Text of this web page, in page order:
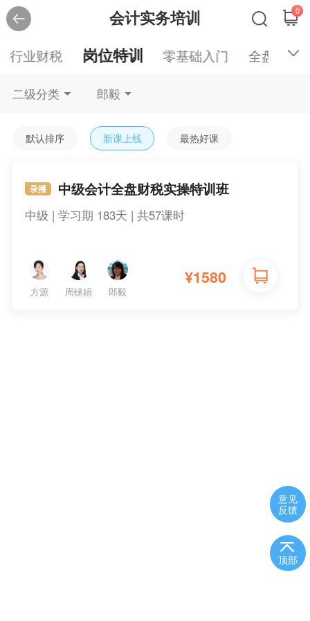
会计实务培训 0
行业财税 岗位特训 零基础入门 全盘账务
二级分类 郎毅
默认排序 新课上线 最热好课
录播 中级会计全盘财税实操特训班
中级 | 学习期 183天 | 共57课时
方源 周锑娟 郎毅
¥1580
意见
反馈
顶部